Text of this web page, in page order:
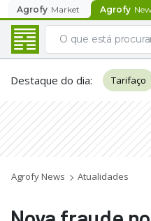
Agrofy Market Agrofy
Destaque do dia: Tarifaço
Agrofy News Atualidades